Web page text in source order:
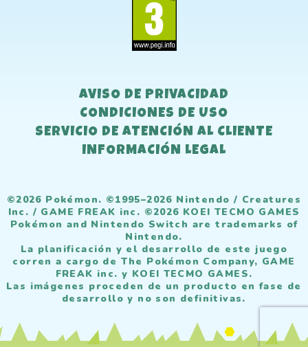
AVISO DE PRIVACIDAD
CONDICIONES DE USO
SERVICIO DE ATENCIÓN AL CLIENTE
INFORMACIÓN LEGAL
©2026 Pokémon. ©1995–2026 Nintendo / Creatures
Inc. / GAME FREAK inc. ©2026 KOEI TECMO GAMES
Pokémon and Nintendo Switch are trademarks of
Nintendo.
La planificación y el desarrollo de este juego
corren a cargo de The Pokémon Company, GAME
FREAK inc. y KOEI TECMO GAMES.
Las imágenes proceden de un producto en fase de
desarrollo y no son definitivas.